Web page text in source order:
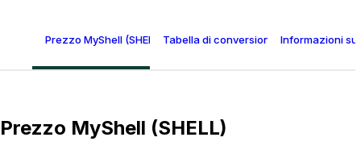
Prezzo MyShell (SHELL) Tabella di conversione MyShellInformazioni su
Prezzo MyShell (SHELL)